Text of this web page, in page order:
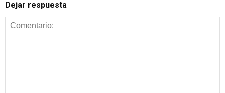
Dejar respuesta